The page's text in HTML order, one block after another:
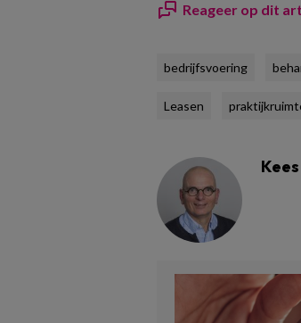
Reageer op dit
bedrijfsvoering
Leasen